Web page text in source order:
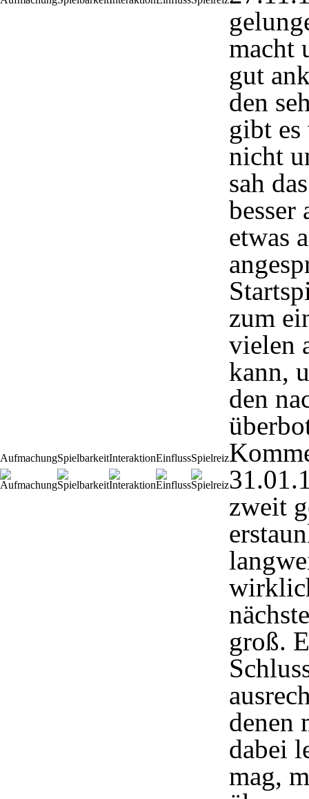
macht
gut
den
gibt
nicht
sah
besser
etwas
zum
vielen
kann,
den
AufmachungSpielbarkeitInteraktionEinflussSpielreiz
zweit
groß.
denen
dabei
mag,